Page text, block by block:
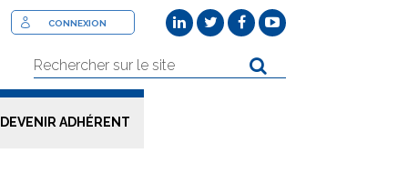
CONNEXION
DEVENIR ADHÉRENT